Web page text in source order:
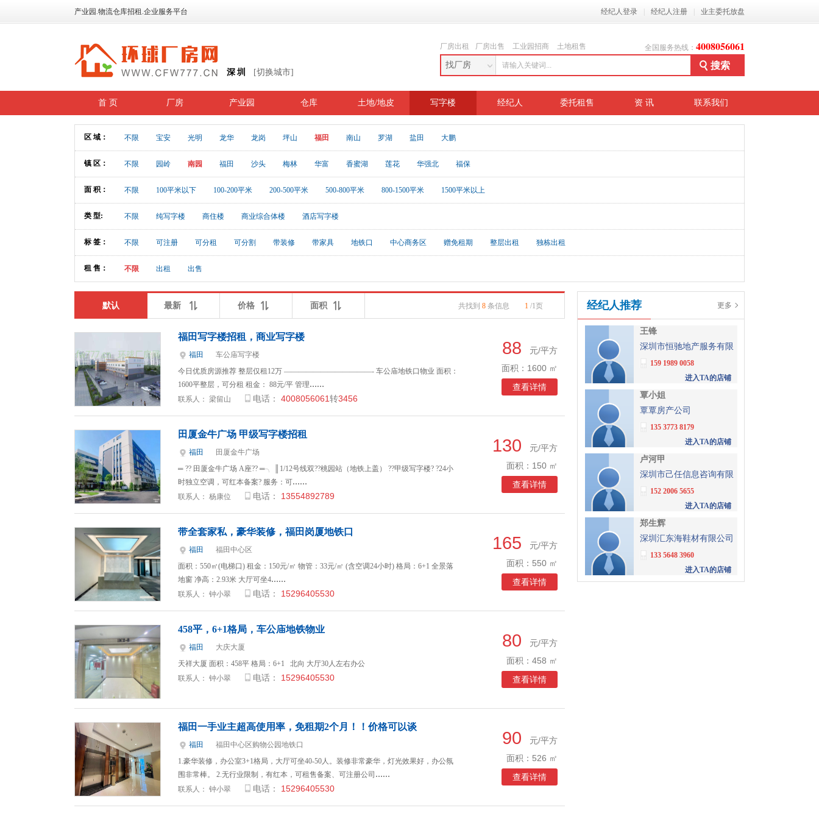
产业园.物流仓库招租.企业服务平台 经纪人登录 经纪人注册 业主委托放盘
深圳 [切换城市]
厂房出租 厂房出售 工业园招商 土地租售 全国服务热线： 4008056061
找厂房
首 页 厂房 产业园 仓库 土地/地皮 写字楼 经纪人 委托租售 资 讯 联系我们
区 域： 不限 宝安 光明 龙华 龙岗 坪山 福田 南山 罗湖 盐田 大鹏
镇 区： 不限 园岭 南园 福田 沙头 梅林 华富 香蜜湖 莲花 华强北 福保
面 积： 不限 100平米以下 100-200平米 200-500平米 500-800平米 800-1500平米 1500平米以上
类 型: 不限 纯写字楼 商住楼 商业综合体楼 酒店写字楼
标 签： 不限 可注册 可分租 可分割 带装修 带家具 地铁口 中心商务区 赠免租期 整层出租 独栋出租
租 售： 不限 出租 出售
默认 最新 价格 面积 共找到 8 条信息 1 /1页
福田写字楼招租，商业写字楼
福田
车公庙写字楼
今日优质房源推荐 整层仅租12万 ————————————- 车公庙地铁口物业 面积：
1600平整层，可分租 租金： 88元/平 管理……
联系人： 梁留山 电话： 4008056061转3456
88
元/平方
面积：1600 ㎡
查看详情
田厦金牛广场 甲级写字楼招租
福田
田厦金牛广场
═ ?? 田厦金牛广场 A座?? ═╮ ║1/12号线双??桃园站（地铁上盖） ??甲级写字楼? ?24小
时独立空调，可红本备案? 服务：可……
联系人： 杨康位 电话： 13554892789
130
元/平方
面积：150 ㎡
查看详情
带全套家私，豪华装修，福田岗厦地铁口
福田
福田中心区
面积：550㎡(电梯口) 租金：150元/㎡ 物管：33元/㎡ (含空调24小时) 格局：6+1 全景落
地窗 净高：2.93米 大厅可坐4……
联系人： 钟小翠 电话： 15296405530
165
元/平方
面积：550 ㎡
查看详情
458平，6+1格局，车公庙地铁物业
福田
大庆大厦
天祥大厦 面积：458平 格局：6+1 北向 大厅30人左右办公
联系人： 钟小翠 电话： 15296405530
80
元/平方
面积：458 ㎡
查看详情
福田一手业主超高使用率，免租期2个月！！价格可以谈
福田
福田中心区购物公园地铁口
1.豪华装修，办公室3+1格局，大厅可坐40-50人。装修非常豪华，灯光效果好，办公氛
围非常棒。 2.无行业限制，有红本，可租售备案、可注册公司 ……
联系人： 钟小翠 电话： 15296405530
90
元/平方
面积：526 ㎡
查看详情
经纪人推荐 更多
王锋
深圳市恒驰地产服务有限
公司159 1989 0058
进入TA的店铺
覃小姐
覃覃房产公司
135 3773 8179
进入TA的店铺
卢河甲
深圳市己任信息咨询有限
公司152 2006 5655
进入TA的店铺
郑生辉
深圳汇东海鞋材有限公司
133 5648 3960
进入TA的店铺